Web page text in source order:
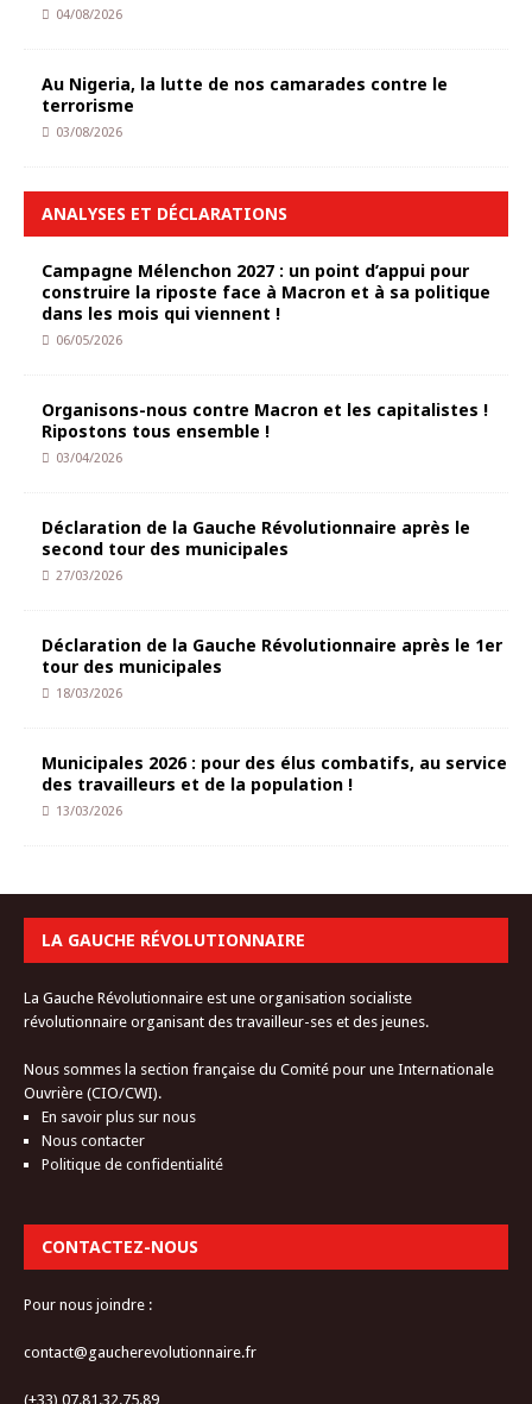
04/08/2026
Au Nigeria, la lutte de nos camarades contre le
terrorisme
03/08/2026
ANALYSES ET DÉCLARATIONS
Campagne Mélenchon 2027 : un point d’appui pour
construire la riposte face à Macron et à sa politique
dans les mois qui viennent !
06/05/2026
Organisons-nous contre Macron et les capitalistes !
Ripostons tous ensemble !
03/04/2026
Déclaration de la Gauche Révolutionnaire après le
second tour des municipales
27/03/2026
Déclaration de la Gauche Révolutionnaire après le 1er
tour des municipales
18/03/2026
Municipales 2026 : pour des élus combatifs, au service
des travailleurs et de la population !
13/03/2026
LA GAUCHE RÉVOLUTIONNAIRE
La Gauche Révolutionnaire est une organisation socialiste
révolutionnaire organisant des travailleur-ses et des jeunes.
Nous sommes la section française du Comité pour une Internationale
Ouvrière (CIO/CWI).
En savoir plus sur nous
Nous contacter
Politique de confidentialité
CONTACTEZ-NOUS
Pour nous joindre :
contact@gaucherevolutionnaire.fr
(+33) 07.81.32.75.89